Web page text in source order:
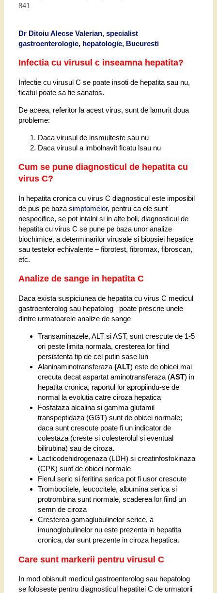
841
Dr Ditoiu Alecse Valerian, specialist
gastroenterologie, hepatologie, Bucuresti
Infectia cu virusul c inseamna hepatita?
Infectie cu virusul C se poate insoti de hepatita sau nu,
ficatul poate sa fie sanatos.
De aceea, referitor la acest virus, sunt de lamurit doua
probleme:
Daca virusul de insmulteste sau nu
Daca virusul a imbolnavit ficatu lsau nu
Cum se pune diagnosticul de hepatita cu
virus C?
In hepatita cronica cu virus C diagnosticul este imposibil
de pus pe baza simptomelor, pentru ca ele sunt
nespecifice, se pot intalni si in alte boli, diagnosticul de
hepatita cu virus C se pune pe baza unor analize
biochimice, a determinarilor virusale si biopsiei hepatice
sau testelor echivalente – fibrotest, fibromax, fibroscan,
etc.
Analize de sange in hepatita C
Daca exista suspiciunea de hepatita cu virus C medicul
gastroenterolog sau hepatolog poate prescrie unele
dintre urmatoarele analize de sange
Transaminazele, ALT si AST, sunt crescute de 1-5
ori peste limita normala, cresterea lor fiind
persistenta tip de cel putin sase lun
Alaninaminotransferaza (ALT) este de obicei mai
crecuta decat aspartat aminotransferaza (AST) in
hepatita cronica, raportul lor apropiindu-se de
normal la evolutia catre ciroza hepatica
Fosfataza alcalina si gamma glutamil
transpeptidaza (GGT) sunt de obicei normale;
daca sunt crescute poate fi un indicator de
colestaza (creste si colesterolul si eventual
bilirubina) sau de ciroza.
Lacticodehidrogenaza (LDH) si creatinfosfokinaza
(CPK) sunt de obicei normale
Fierul seric si feritina serica pot fi usor crescute
Trombocitele, leucocitele, albumina serica si
protrombina sunt normale, scaderea lor fiind un
semn de ciroza
Cresterea gamaglubulinelor serice, a
imunoglobulinelor nu este prezenta in hepatita
cronica, dar sunt prezente in ciroza hepatica.
Care sunt markerii pentru virusul C
In mod obisnuit medicul gastroenterolog sau hepatolog
se foloseste pentru diagnosticul hepatitei C de urmatorii